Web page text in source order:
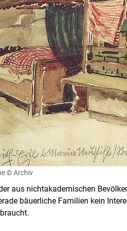
© Archiv
aus nichtakademischen
bäuerliche Familien kein